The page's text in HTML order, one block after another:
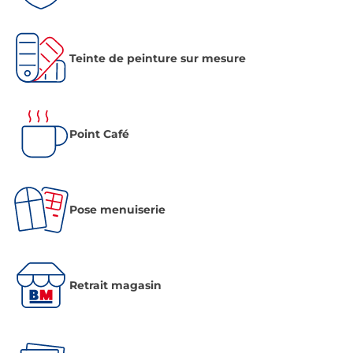
Teinte de peinture sur mesure
Point Café
Pose menuiserie
Retrait magasin